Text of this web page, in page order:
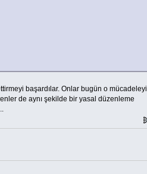
başardılar. Onlar bugün o mücadeleyi
de aynı şekilde bir yasal düzenleme